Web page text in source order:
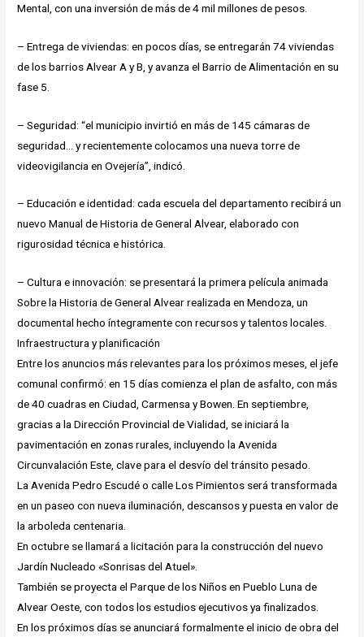
Mental, con una inversión de más de 4 mil millones de pesos.
– Entrega de viviendas: en pocos días, se entregarán 74 viviendas
de los barrios Alvear A y B, y avanza el Barrio de Alimentación en su
fase 5.
– Seguridad: “el municipio invirtió en más de 145 cámaras de
seguridad… y recientemente colocamos una nueva torre de
videovigilancia en Ovejería”, indicó.
– Educación e identidad: cada escuela del departamento recibirá un
nuevo Manual de Historia de General Alvear, elaborado con
rigurosidad técnica e histórica.
– Cultura e innovación: se presentará la primera película animada
Sobre la Historia de General Alvear realizada en Mendoza, un
documental hecho íntegramente con recursos y talentos locales.
Infraestructura y planificación
Entre los anuncios más relevantes para los próximos meses, el jefe
comunal confirmó: en 15 días comienza el plan de asfalto, con más
de 40 cuadras en Ciudad, Carmensa y Bowen. En septiembre,
gracias a la Dirección Provincial de Vialidad, se iniciará la
pavimentación en zonas rurales, incluyendo la Avenida
Circunvalación Este, clave para el desvío del tránsito pesado.
La Avenida Pedro Escudé o calle Los Pimientos será transformada
en un paseo con nueva iluminación, descansos y puesta en valor de
la arboleda centenaria.
En octubre se llamará a licitación para la construcción del nuevo
Jardín Nucleado «Sonrisas del Atuel».
También se proyecta el Parque de los Niños en Pueblo Luna de
Alvear Oeste, con todos los estudios ejecutivos ya finalizados.
En los próximos días se anunciará formalmente el inicio de obra del